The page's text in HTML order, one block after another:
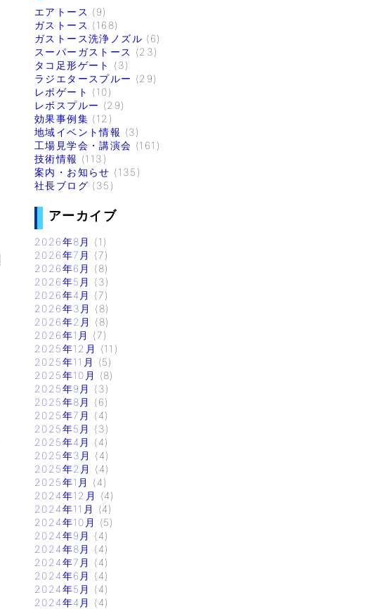
エアトース (9)
ガストース (168)
ガストース洗浄ノズル (6)
スーパーガストース (23)
タコ足形ゲート
(3)
ラジエタースプルー (29)
レボゲート (10)
レボスプルー (29)
効果事例集 (12)
地域イベント情報 (3)
工場見学会・講演会 (161)
技術情報 (113)
案内・お知らせ (135)
社長ブログ (35)
アーカイブ
2026年8月
(1)
2026年7月
(7)
2026年6月
(8)
2026年5月
(3)
2026年4月
(7)
2026年3月
(8)
2026年2月
(8)
2026年1月
(7)
2025年12月
(11)
2025年11月
(5)
2025年10月
(8)
2025年9月
(3)
2025年8月
(6)
2025年7月
(4)
2025年5月
(3)
2025年4月
(4)
2025年3月
(4)
2025年2月
(4)
2025年1月
(4)
2024年12月
(4)
2024年11月
(4)
2024年10月
(5)
2024年9月
(4)
2024年8月
(4)
2024年7月
(4)
2024年6月
(4)
2024年5月
(4)
2024年4月
(4)